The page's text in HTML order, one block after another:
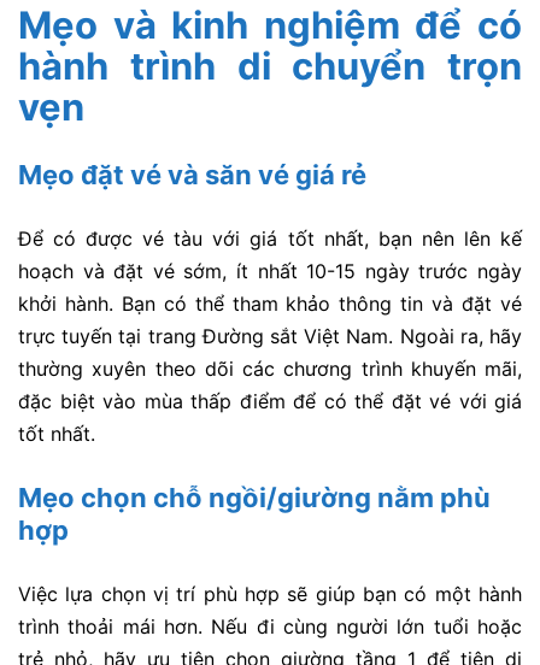
Mẹo và kinh nghiệm để có
hành trình di chuyển trọn
vẹn
Mẹo đặt vé và săn vé giá rẻ
Để có được vé tàu với giá tốt nhất, bạn nên lên kế
hoạch và đặt vé sớm, ít nhất 10-15 ngày trước ngày
khởi hành. Bạn có thể tham khảo thông tin và đặt vé
trực tuyến tại trang Đường sắt Việt Nam. Ngoài ra, hãy
thường xuyên theo dõi các chương trình khuyến mãi,
đặc biệt vào mùa thấp điểm để có thể đặt vé với giá
tốt nhất.
Mẹo chọn chỗ ngồi/giường nằm phù
hợp
Việc lựa chọn vị trí phù hợp sẽ giúp bạn có một hành
trình thoải mái hơn. Nếu đi cùng người lớn tuổi hoặc
trẻ nhỏ, hãy ưu tiên chọn giường tầng 1 để tiện di